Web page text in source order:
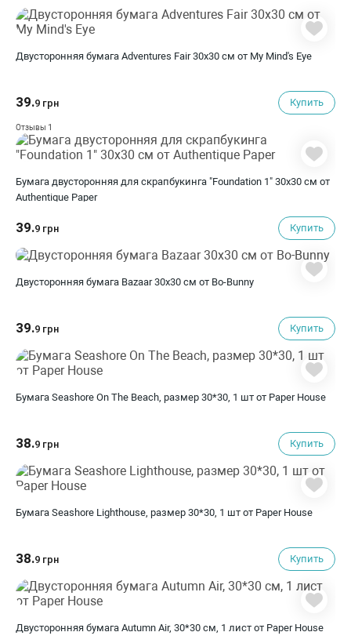
Двусторонняя бумага Adventures Fair 30х30 см от My Mind's Eye
39.9 грн Купить
Отзывы 1
Бумага двусторонняя для скрапбукинга "Foundation 1" 30х30 см от
Authentique Paper
39.9 грн Купить
Двусторонняя бумага Bazaar 30х30 см от Bo-Bunny
39.9 грн Купить
Бумага Seashore On The Beach, размер 30*30, 1 шт от Paper House
38.9 грн Купить
Бумага Seashore Lighthouse, размер 30*30, 1 шт от Paper House
38.9 грн Купить
Двусторонняя бумага Autumn Air, 30*30 см, 1 лист от Paper House